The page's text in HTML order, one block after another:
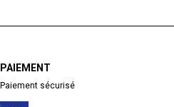
PAIEMENT
Paiement sécurisé